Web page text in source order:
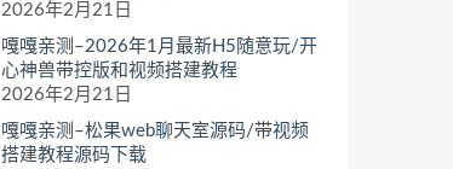
2026年2月21日
嘎嘎亲测–2026年1月最新H5随意玩/开
心神兽带控版和视频搭建教程
2026年2月21日
嘎嘎亲测–松果web聊天室源码/带视频
搭建教程源码下载